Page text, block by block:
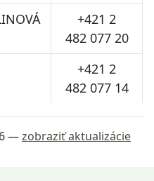
+421 2
482 077 20
+421 2
482 077 14
—zobraziť aktualizácie